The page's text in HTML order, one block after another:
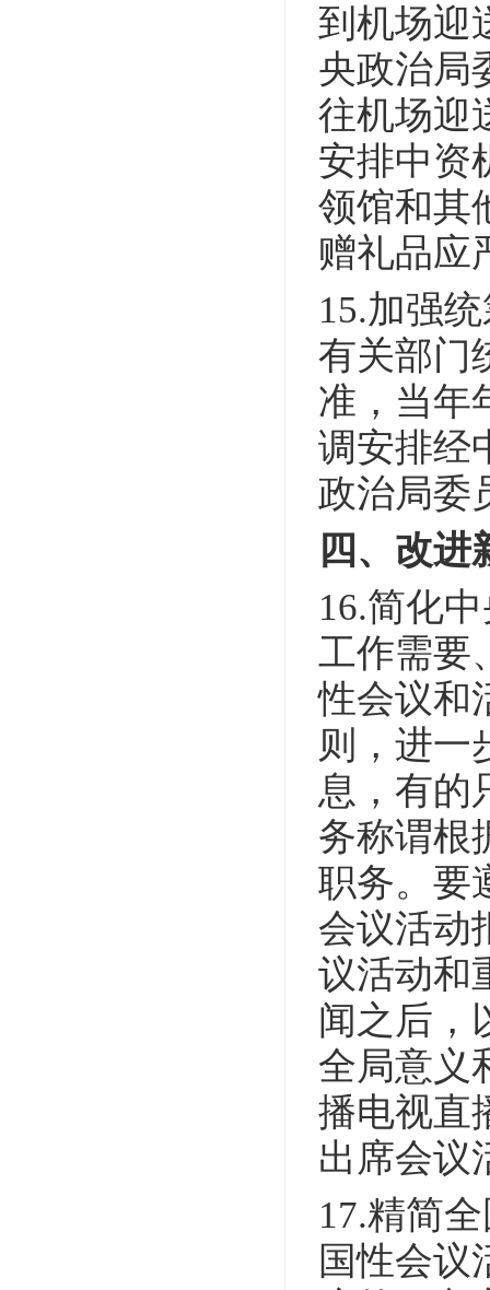
到机场迎
央政治局
往机场迎
安排中资
领馆和其
赠礼品应
15.加强
有关部门
准，当年
调安排经
政治局委
四、改进
16.简化
工作需要
性会议和
则，进一
息，有的
务称谓根
职务。要
会议活动
议活动和
闻之后，
全局意义
播电视直
出席会议
17.精简
国性会议